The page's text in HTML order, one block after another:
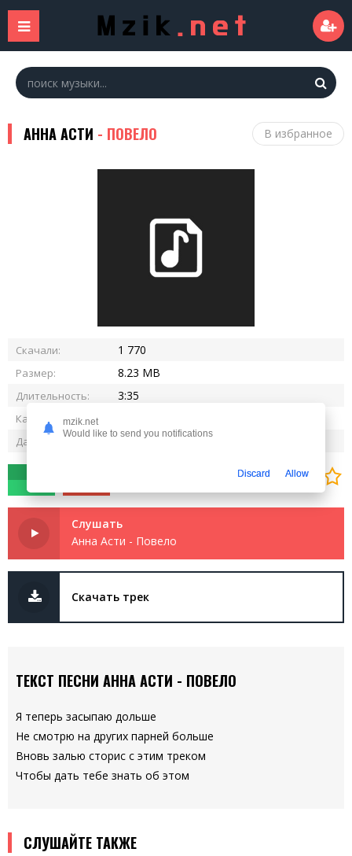
АННА АСТИ - ПОВЕЛО В избранное
Скачали: 1 770
Размер: 8.23 MB
Длительность: 3:35
Качество:
Дата релиза: 23.10.2024
Слушать
Анна Асти - Повело
Скачать трек
ТЕКСТ ПЕСНИ АННА АСТИ - ПОВЕЛО
Я теперь засыпаю дольше
Не смотрю на других парней больше
Вновь залью сторис с этим треком
Чтобы дать тебе знать об этом
СЛУШАЙТЕ ТАКЖЕ
mzik.net
Would like to send you notifications
Discard Allow